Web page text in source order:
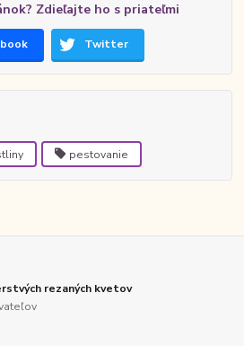
Zdieľajte ho s priateľmi
Twitter
pestovanie
rezaných kvetov